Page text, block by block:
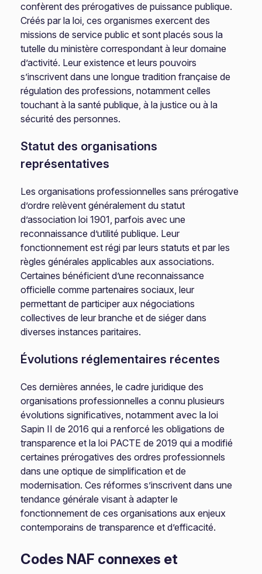
confèrent des prérogatives de puissance publique.
Créés par la loi, ces organismes exercent des
missions de service public et sont placés sous la
tutelle du ministère correspondant à leur domaine
d’activité. Leur existence et leurs pouvoirs
s’inscrivent dans une longue tradition française de
régulation des professions, notamment celles
touchant à la santé publique, à la justice ou à la
sécurité des personnes.
Statut des organisations
représentatives
Les organisations professionnelles sans prérogative
d’ordre relèvent généralement du statut
d’association loi 1901, parfois avec une
reconnaissance d’utilité publique. Leur
fonctionnement est régi par leurs statuts et par les
règles générales applicables aux associations.
Certaines bénéficient d’une reconnaissance
officielle comme partenaires sociaux, leur
permettant de participer aux négociations
collectives de leur branche et de siéger dans
diverses instances paritaires.
Évolutions réglementaires récentes
Ces dernières années, le cadre juridique des
organisations professionnelles a connu plusieurs
évolutions significatives, notamment avec la loi
Sapin II de 2016 qui a renforcé les obligations de
transparence et la loi PACTE de 2019 qui a modifié
certaines prérogatives des ordres professionnels
dans une optique de simplification et de
modernisation. Ces réformes s’inscrivent dans une
tendance générale visant à adapter le
fonctionnement de ces organisations aux enjeux
contemporains de transparence et d’efficacité.
Codes NAF connexes et